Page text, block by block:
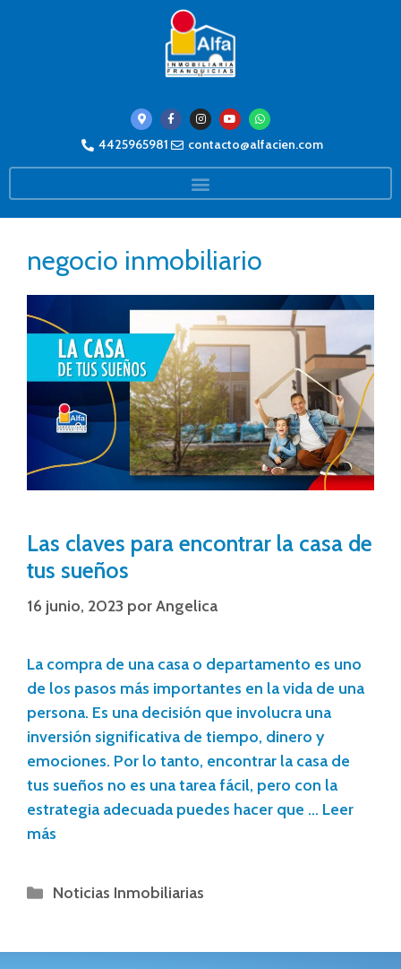
4425965981 contacto@alfacien.com
negocio inmobiliario
Las claves para encontrar la casa de
tus sueños
16 junio, 2023 porAngelica
La compra de una casa o departamento es uno
de los pasos más importantes en la vida de una
persona. Es una decisión que involucra una
inversión significativa de tiempo, dinero y
emociones. Por lo tanto, encontrar la casa de
tus sueños no es una tarea fácil, pero con la
estrategia adecuada puedes hacer que … Leer
más
Noticias Inmobiliarias